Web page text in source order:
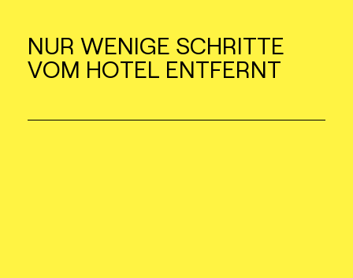
NUR WENIGE SCHRITTE
VOM HOTEL ENTFERNT